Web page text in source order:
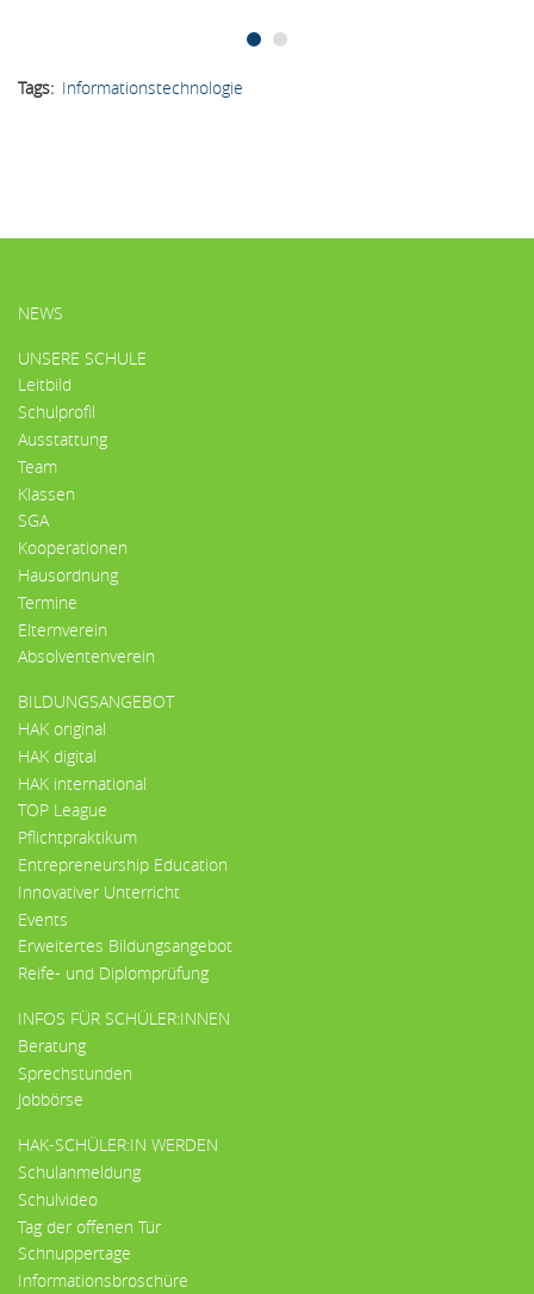
Tags Informationstechnologie
HAUPTMENÜ
NEWS
UNSERE SCHULE
Leitbild
Schulprofil
Ausstattung
Team
Klassen
SGA
Kooperationen
Hausordnung
Termine
Elternverein
Absolventenverein
BILDUNGSANGEBOT
HAK original
HAK digital
HAK international
TOP League
Pflichtpraktikum
Entrepreneurship Education
Innovativer Unterricht
Events
Erweitertes Bildungsangebot
Reife- und Diplomprüfung
INFOS FÜR SCHÜLER:INNEN
Beratung
Sprechstunden
Jobbörse
HAK-SCHÜLER:IN WERDEN
Schulanmeldung
Schulvideo
Tag der offenen Tür
Schnuppertage
Informationsbroschüre